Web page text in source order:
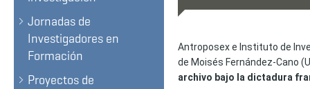
Jornadas de
Investigadores en
Formación
Proyectos de
Antroposex e Instituto de In
de Moisés Fernández-Cano
archivo bajo la dictadura